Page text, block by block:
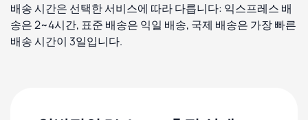
배송 시간은 선택한 서비스에 따라 다릅니다: 익스프레스 배
송은 2~4시간, 표준 배송은 익일 배송, 국제 배송은 가장 빠른
배송 시간이 3일입니다.